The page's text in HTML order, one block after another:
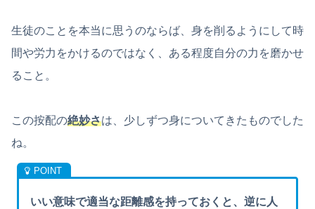
生徒のことを本当に思うのならば、身を削るようにして時
間や労力をかけるのではなく、ある程度自分の力を磨かせ
ること。
この按配の絶妙さは、少しずつ身についてきたものでした
ね。
いい意味で適当な距離感を持っておくと、逆に人